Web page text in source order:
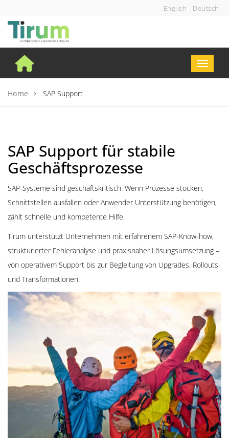
English Deutsch
Toggle
Home SAP Support
SAP Support für stabile
Geschäftsprozesse
SAP-Systeme sind geschäftskritisch. Wenn Prozesse stocken,
Schnittstellen ausfallen oder Anwender Unterstützung benötigen,
zählt schnelle und kompetente Hilfe.
Tirum unterstützt Unternehmen mit erfahrenem SAP-Know-how,
strukturierter Fehleranalyse und praxisnaher Lösungsumsetzung –
von operativem Support bis zur Begleitung von Upgrades, Rollouts
und Transformationen.